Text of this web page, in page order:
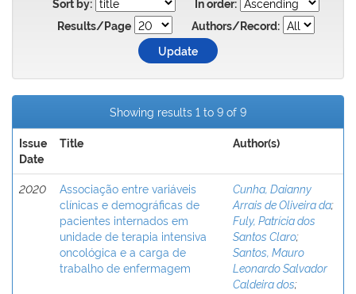
Sort by:
In order:
Results/Page
Authors/Record:
Showing results 1 to 9 of 9
Issue
Date
Title Author(s)
2020
Associação entre variáveis
clínicas e demográficas de
pacientes internados em
unidade de terapia intensiva
oncológica e a carga de
trabalho de enfermagem
Cunha, Daianny
Arrais de Oliveira da;
Fuly, Patrícia dos
Santos Claro;
Santos, Mauro
Leonardo Salvador
Caldeira dos;